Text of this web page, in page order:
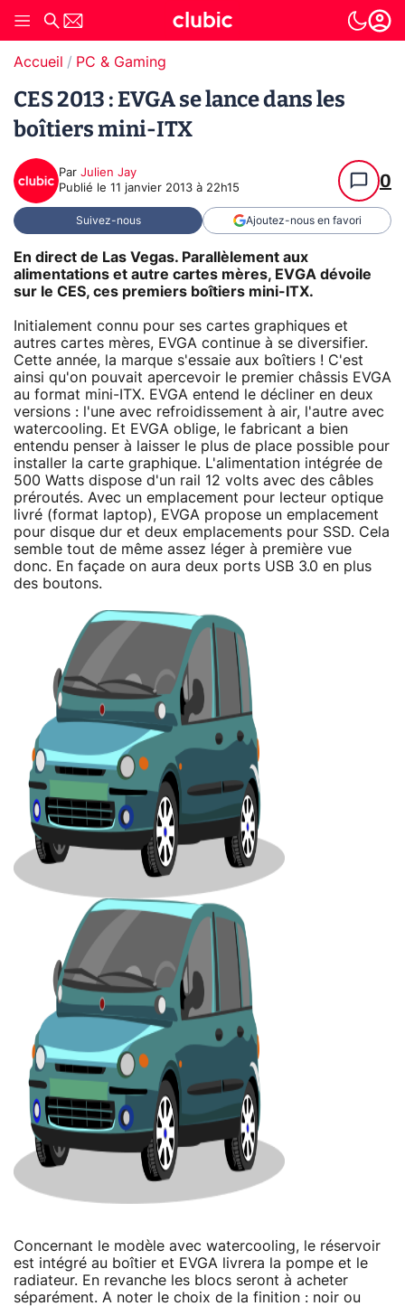
Accueil PC & Gaming
CES 2013 : EVGA se lance dans les
boîtiers mini-ITX
Par Julien Jay
Publié le 11 janvier 2013 à 22h15 0
Suivez-nous Ajoutez-nous en favori
En direct de Las Vegas. Parallèlement aux
alimentations et autre cartes mères, EVGA dévoile
sur le CES, ces premiers boîtiers mini-ITX.
Initialement connu pour ses cartes graphiques et
autres cartes mères, EVGA continue à se diversifier.
Cette année, la marque s'essaie aux boîtiers ! C'est
ainsi qu'on pouvait apercevoir le premier châssis EVGA
au format mini-ITX. EVGA entend le décliner en deux
versions : l'une avec refroidissement à air, l'autre avec
watercooling. Et EVGA oblige, le fabricant a bien
entendu penser à laisser le plus de place possible pour
installer la carte graphique. L'alimentation intégrée de
500 Watts dispose d'un rail 12 volts avec des câbles
préroutés. Avec un emplacement pour lecteur optique
livré (format laptop), EVGA propose un emplacement
pour disque dur et deux emplacements pour SSD. Cela
semble tout de même assez léger à première vue
donc. En façade on aura deux ports USB 3.0 en plus
des boutons.
Concernant le modèle avec watercooling, le réservoir
est intégré au boîtier et EVGA livrera la pompe et le
radiateur. En revanche les blocs seront à acheter
séparément. A noter le choix de la finition : noir ou